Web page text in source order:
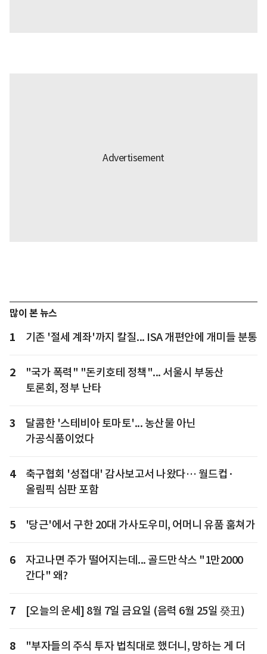
많이 본 뉴스
1 기존 '절세 계좌'까지 칼질... ISA 개편안에 개미들 분통
2
"국가 폭력" "돈키호테 정책"... 서울시 부동산
토론회, 정부 난타
3
달콤한 '스테비아 토마토'... 농산물 아닌
가공식품이었다
4
축구협회 '성접대' 감사보고서 나왔다… 월드컵·
올림픽 심판 포함
5 '당근'에서 구한 20대 가사도우미, 어머니 유품 훔쳐가
6
자고나면 주가 떨어지는데... 골드만삭스 "1만2000
간다" 왜?
7 [오늘의 운세] 8월 7일 금요일 (음력 6월 25일 癸丑)
8
"부자들의 주식 투자 법칙대로 했더니, 망하는 게 더